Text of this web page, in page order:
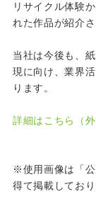
リサイクル体験
れた作品が紹介さ
当社は今後も、
現に向け、業界
ります。
詳細はこちら（外
※使用画像は「
得て掲載してお